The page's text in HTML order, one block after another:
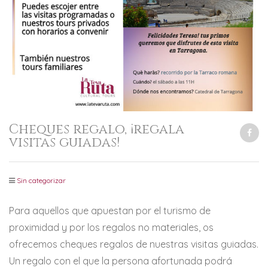
Cheques regalo, ¡regala
visitas guiadas!
Sin categorizar
Para aquellos que apuestan por el turismo de
proximidad y por los regalos no materiales, os
ofrecemos cheques regalos de nuestras visitas guiadas.
Un regalo con el que la persona afortunada podrá